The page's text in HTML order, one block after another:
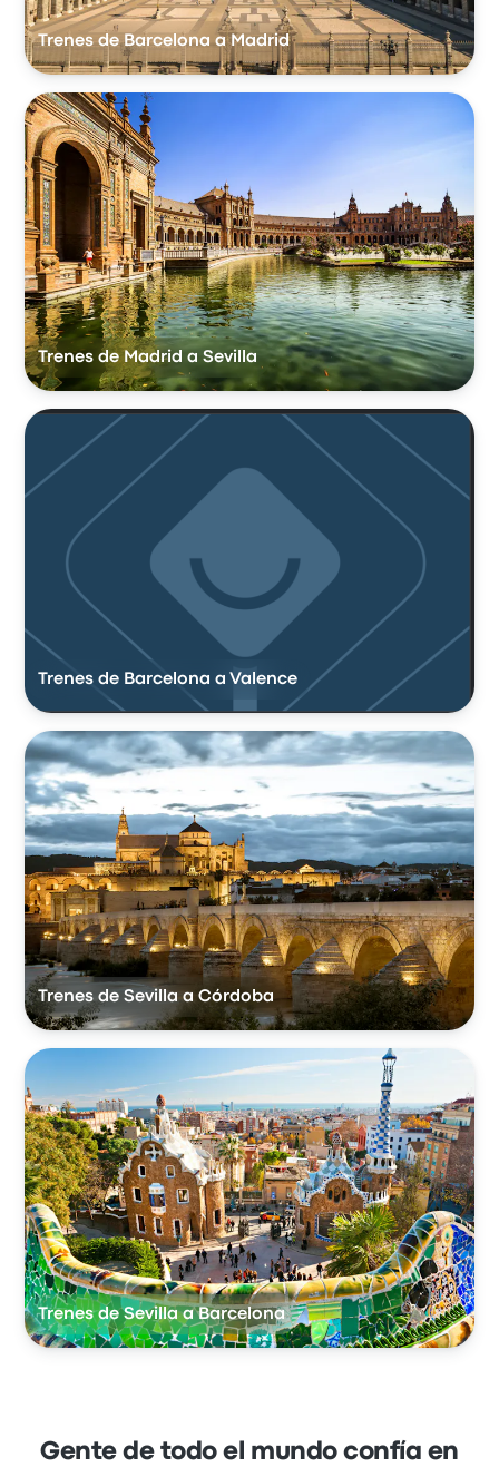
Trenes de Barcelona a Madrid
Trenes de Madrid a Sevilla
Trenes de Barcelona a Valence
Trenes de Sevilla a Córdoba
Trenes de Sevilla a Barcelona
Gente de todo el mundo confía en